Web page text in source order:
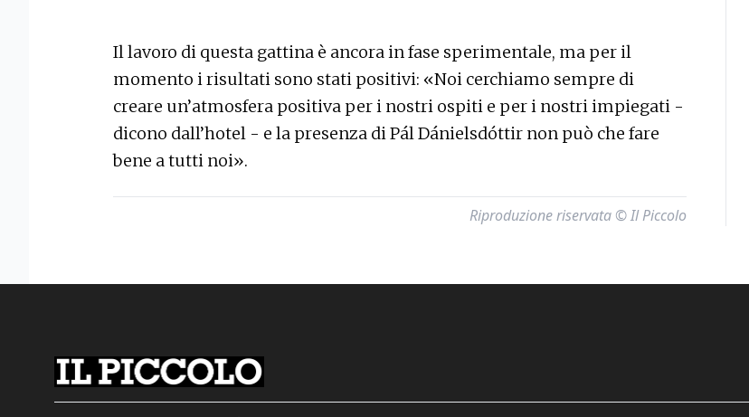
Il lavoro di questa gattina è ancora in fase sperimentale, ma per il
momento i risultati sono stati positivi: «Noi cerchiamo sempre di
creare un’atmosfera positiva per i nostri ospiti e per i nostri impiegati -
dicono dall’hotel - e la presenza di Pál Dánielsdóttir non può che fare
bene a tutti noi».
Riproduzione riservata © Il Piccolo